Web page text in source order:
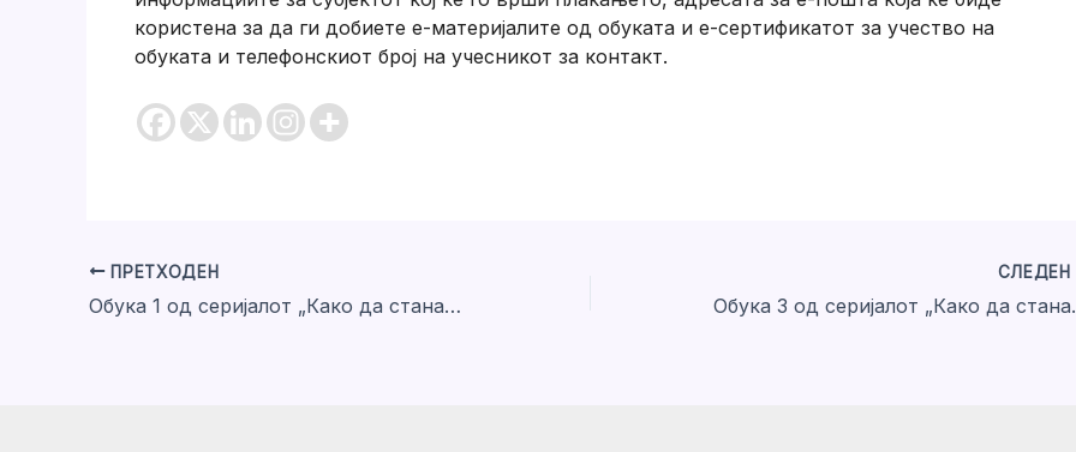
користена за да ги добиете е-материјалите од обуката и е-сертификатот за учество на
обуката и телефонскиот број на учесникот за контакт.
ПРЕТХОДЕН
Обука 1 од серијалот „Како да станам газда“: И јас сакам да имам фирма
СЛЕДЕН
Обука 3 од